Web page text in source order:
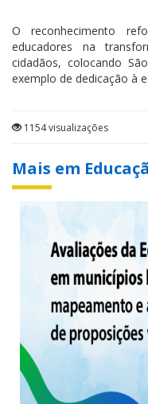
O reconhecimento
educadores na
cidadãos, colocando
exemplo de dedicação à
1154 visualizações
Mais em